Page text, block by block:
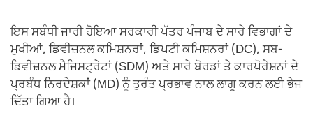
ਇਸ ਸਬੰਧੀ ਜਾਰੀ ਹੋਇਆ ਸਰਕਾਰੀ ਪੱਤਰ ਪੰਜਾਬ ਦੇ ਸਾਰੇ ਵਿਭਾਗਾਂ ਦੇ
ਮੁਖੀਆਂ, ਡਿਵੀਜ਼ਨਲ ਕਮਿਸ਼ਨਰਾਂ, ਡਿਪਟੀ ਕਮਿਸ਼ਨਰਾਂ (DC), ਸਬ-
ਡਿਵੀਜ਼ਨਲ ਮੈਜਿਸਟ੍ਰੇਟਾਂ (SDM) ਅਤੇ ਸਾਰੇ ਬੋਰਡਾਂ ਤੇ ਕਾਰਪੋਰੇਸ਼ਨਾਂ ਦੇ
ਪ੍ਰਬੰਧ ਨਿਰਦੇਸ਼ਕਾਂ (MD) ਨੂੰ ਤੁਰੰਤ ਪ੍ਰਭਾਵ ਨਾਲ ਲਾਗੂ ਕਰਨ ਲਈ ਭੇਜ
ਦਿੱਤਾ ਗਿਆ ਹੈ।